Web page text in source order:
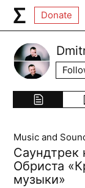
Donate
Music and
Саундтрек
Обриста
музыки»